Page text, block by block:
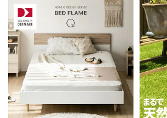
ゆとりのあるダブルサイズ
く行
ォー